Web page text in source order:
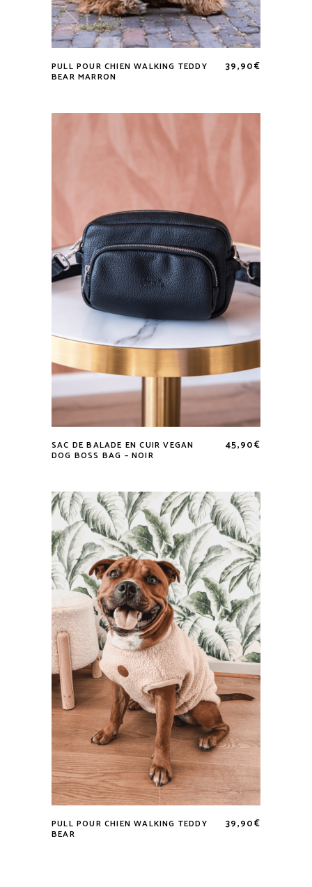
Ce
a
choisies
sur
la
page
du
produit
PULL POUR CHIEN WALKING TEDDY
BEAR MARRON
39,90€
SAC DE BALADE EN CUIR VEGAN
DOG BOSS BAG – NOIR
45,90€
Ce
PULL POUR CHIEN WALKING TEDDY
BEAR
39,90€